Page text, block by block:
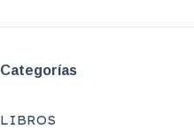
Categorías
LIBROS